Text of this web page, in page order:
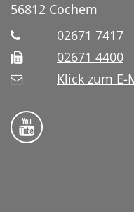
56812 Cochem
02671 7417
02671 4400
Klick zum E-
Bistum Trier